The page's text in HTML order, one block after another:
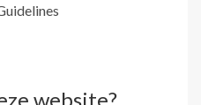
website?